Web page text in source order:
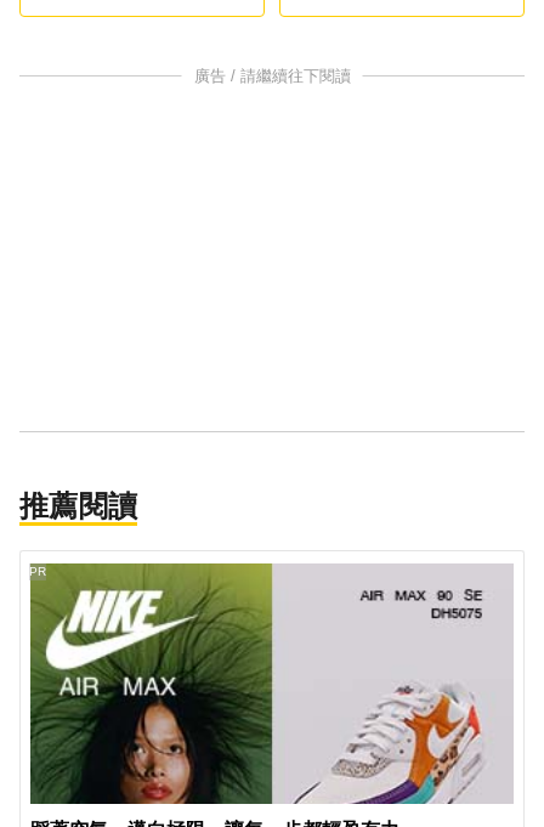
男團舞炸翻全場
廣告 / 請繼續往下閱讀
推薦閱讀
PR